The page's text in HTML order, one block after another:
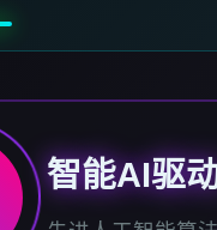
智能AI驱